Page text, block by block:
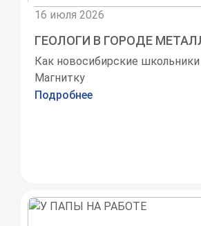
16 июля 2026
ГЕОЛОГИ В ГОРОДЕ
Как новосибирские школьники
Магнитку
Подробнее